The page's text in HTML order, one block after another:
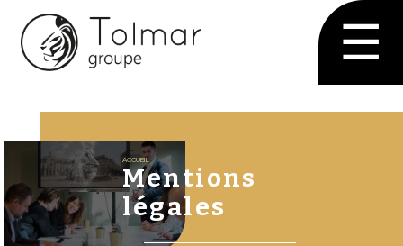
☰
ACCUEIL
Mentions
légales